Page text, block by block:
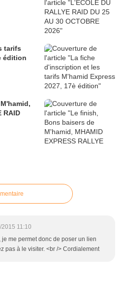
tarifs
édition
RAID
2015 11:10
me permet donc de poser un lien
pas à le visiter. <br /> Cordialement